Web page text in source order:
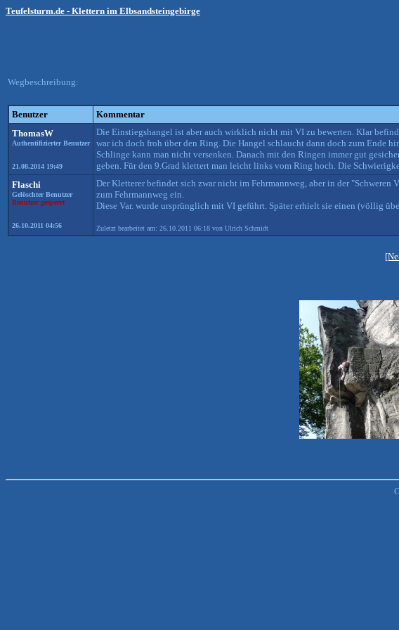
Teufelsturm.de - Klettern im Elbsandsteingebirge
Wegbeschreibung:
Benutzer Kommentar
ThomasW
Authentifizierter Benutzer
21.08.2014 19:49
Die Einstiegshangel ist aber auch wirklich nicht mit VI zu bewerten. Klar
war ich doch froh über den Ring. Die Hangel schlaucht dann doch zum Ende
Schlinge kann man nicht versenken. Danach mit den Ringen immer gut
geben. Für den 9.Grad klettert man leicht links vom Ring hoch. Die
Flaschi
Gelöschter Benutzer
Benutzer gesperrt
26.10.2011 04:56
Der Kletterer befindet sich zwar nicht im Fehrmannweg, aber in der "Schweren
zum Fehrmannweg ein.
Diese Var. wurde ursprünglich mit VI geführt. Später erhielt sie einen (völlig
Zuletzt bearbeitet am: 26.10.2011 06:18 von Ulrich Schmidt